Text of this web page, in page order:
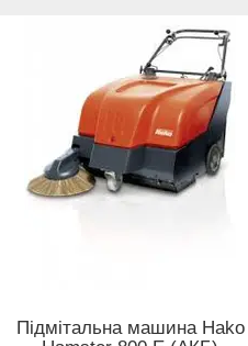
Підмітальна машина Hako